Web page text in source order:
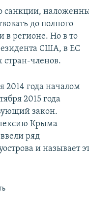
санкции,
до полного
в регионе. Но в то
США, в ЕС
стран-членов.
2014 года началом
2015 года
закон.
Крыма
ряд
и называет